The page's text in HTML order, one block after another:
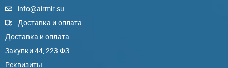
info@airmir.su
Доставка и оплата
Доставка и оплата
Закупки 44, 223 ФЗ
Реквизиты